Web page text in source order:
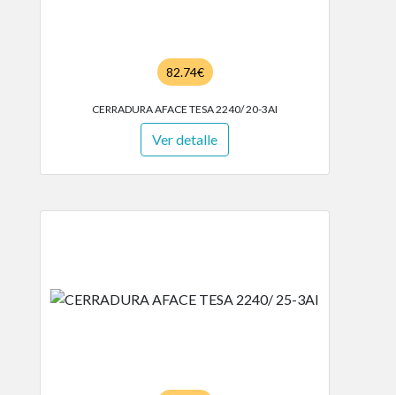
82.74€
CERRADURA AFACE TESA 2240/ 20-3AI
Ver detalle